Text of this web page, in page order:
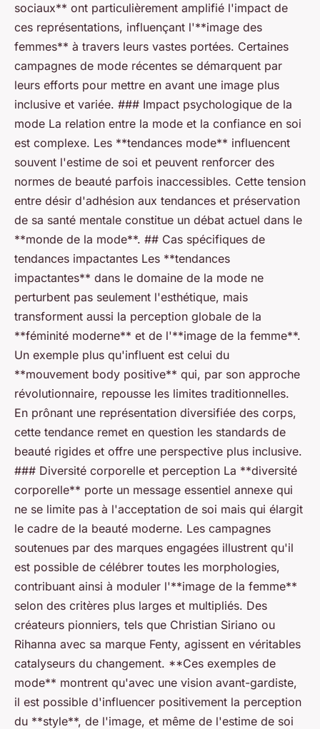
sociaux** ont particulièrement amplifié l'impact de
ces représentations, influençant l'**image des
femmes** à travers leurs vastes portées. Certaines
campagnes de mode récentes se démarquent par
leurs efforts pour mettre en avant une image plus
inclusive et variée. ### Impact psychologique de la
mode La relation entre la mode et la confiance en soi
est complexe. Les **tendances mode** influencent
souvent l'estime de soi et peuvent renforcer des
normes de beauté parfois inaccessibles. Cette tension
entre désir d'adhésion aux tendances et préservation
de sa santé mentale constitue un débat actuel dans le
**monde de la mode**. ## Cas spécifiques de
tendances impactantes Les **tendances
impactantes** dans le domaine de la mode ne
perturbent pas seulement l'esthétique, mais
transforment aussi la perception globale de la
**féminité moderne** et de l'**image de la femme**.
Un exemple plus qu'influent est celui du
**mouvement body positive** qui, par son approche
révolutionnaire, repousse les limites traditionnelles.
En prônant une représentation diversifiée des corps,
cette tendance remet en question les standards de
beauté rigides et offre une perspective plus inclusive.
### Diversité corporelle et perception La **diversité
corporelle** porte un message essentiel annexe qui
ne se limite pas à l'acceptation de soi mais qui élargit
le cadre de la beauté moderne. Les campagnes
soutenues par des marques engagées illustrent qu'il
est possible de célébrer toutes les morphologies,
contribuant ainsi à moduler l'**image de la femme**
selon des critères plus larges et multipliés. Des
créateurs pionniers, tels que Christian Siriano ou
Rihanna avec sa marque Fenty, agissent en véritables
catalyseurs du changement. **Ces exemples de
mode** montrent qu'avec une vision avant-gardiste,
il est possible d'influencer positivement la perception
du **style**, de l'image, et même de l'estime de soi